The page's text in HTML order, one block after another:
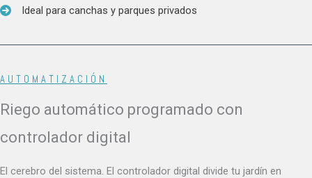
Ideal para canchas y parques privados
AUTOMATIZACIÓN
Riego automático programado con
controlador digital
El cerebro del sistema. El controlador digital divide tu jardín en